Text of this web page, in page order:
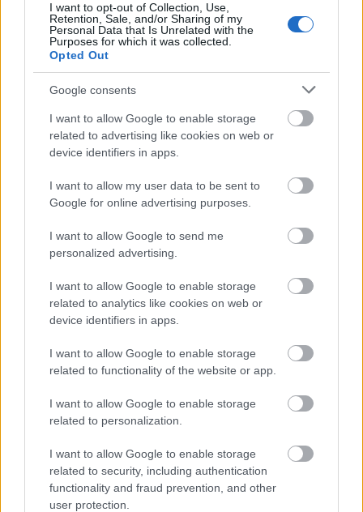
I want to opt-out of Collection, Use,
Retention, Sale, and/or Sharing of my
Personal Data that Is Unrelated with the
Purposes for which it was collected.
Opted Out
Google consents
I want to allow Google to enable storage
related to advertising like cookies on web or
device identifiers in apps.
I want to allow my user data to be sent to
Google for online advertising purposes.
I want to allow Google to send me
personalized advertising.
I want to allow Google to enable storage
related to analytics like cookies on web or
device identifiers in apps.
I want to allow Google to enable storage
related to functionality of the website or app.
I want to allow Google to enable storage
related to personalization.
I want to allow Google to enable storage
related to security, including authentication
functionality and fraud prevention, and other
user protection.
Ahogy egy kertes ház képét alapvetően
meghatározza egy szépen karbantartott, ízlésesen
kialakított kert, úgy alakítják a városképet a
rendezett parkok, közterek, utcafrontok. A Rákóczi
tér a főváros emblematikus helye, na nem a
szépsége miatt, az nem is nagyon volt neki,…
Kinek épül-szépül az Erzsébet tér?
Megyeri Szabolcs•2013. november 17.
Amennyiben a Városliget (esetleg a Margitsziget) a
Budapest lüktető szíve, aki látta már a jó időben,
nyáron itt hömpölygő tömeget, a piknikező
fiatalokat, és a pezsgő éjszakai életet, nyilván nem